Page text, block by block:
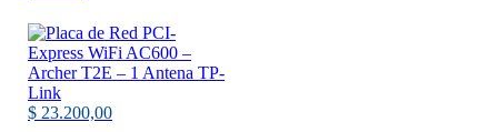
$ 23.200,00